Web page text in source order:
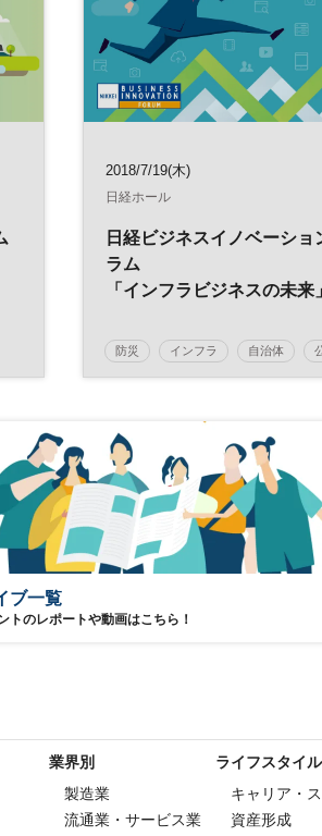
2018/7/19(木)
日経ホール
日経ビジネスイノベーショ
ラム
「インフラビジネスの未来」
防災 インフラ 自治体
ブ一覧
トのレポートや動画はこちら！
業界別
製造業
流通業・サービス業
ライフスタイル
キャリア・
資産形成